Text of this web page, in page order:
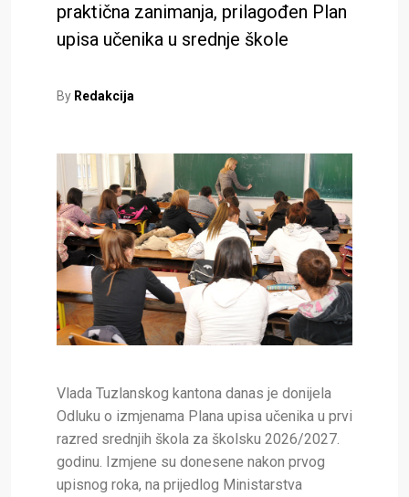
praktična zanimanja, prilagođen Plan
upisa učenika u srednje škole
By Redakcija
Vlada Tuzlanskog kantona danas je donijela
Odluku o izmjenama Plana upisa učenika u prvi
razred srednjih škola za školsku 2026/2027.
godinu. Izmjene su donesene nakon prvog
upisnog roka, na prijedlog Ministarstva